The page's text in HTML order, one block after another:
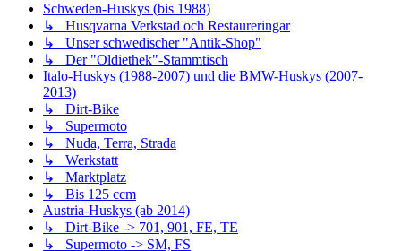
Schweden-Huskys (bis 1988)
↳ Husqvarna Verkstad och Restaureringar
↳ Unser schwedischer "Antik-Shop"
↳ Der "Oldiethek"-Stammtisch
Italo-Huskys (1988-2007) und die BMW-Huskys (2007-
2013)
↳ Dirt-Bike
↳ Supermoto
↳ Nuda, Terra, Strada
↳ Werkstatt
↳ Marktplatz
↳ Bis 125 ccm
Austria-Huskys (ab 2014)
↳ Dirt-Bike -> 701, 901, FE, TE
↳ Supermoto -> SM, FS